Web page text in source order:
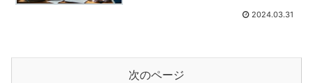
2024.03.31
次のページ